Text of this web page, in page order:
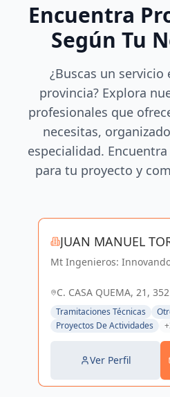
Encuentra
Según Tu
¿Buscas un
provincia? Explora
profesionales que
necesitas,
especialidad.
para tu proyecto y
JUAN MANUEL
SANCHEZ
Mt Ingenieros:
sostenible en Las Palmas
C. CASA QUEMA, 21,
PALMAS, ESPAÑA, España
Tramitaciones Técnicas
Proyectos De Actividades
Ver Perfil